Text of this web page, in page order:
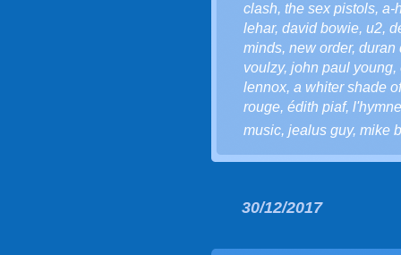
clash, the sex pistols, a-
lehar, david bowie, u2,
minds, new order, duran
voulzy, john paul young,
lennox, a whiter shade
rouge, édith piaf,
music, jealus guy, mike
30/12/2017